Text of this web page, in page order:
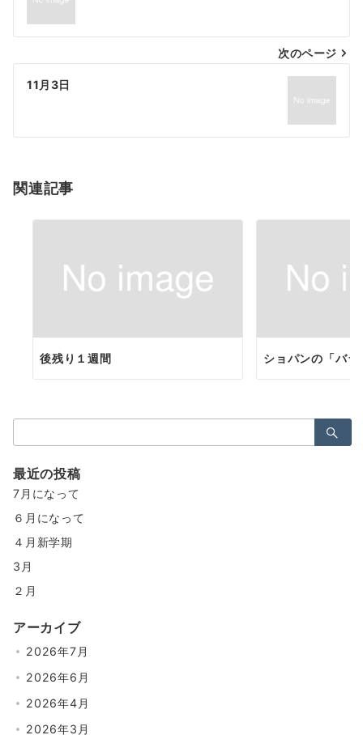
ナ
ビ
ゲ
シ
ン
次のページ
11月3日
関連記事
後残り１週間 ショパンの「バラ
索：
最近の投稿
7月になって
６月になって
４月新学期
3月
２月
アーカイブ
2026年7月
2026年6月
2026年4月
2026年3月